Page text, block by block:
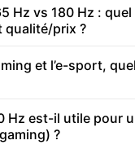
Hz vs 180 Hz :
qualité/prix ?
et l’e-sport,
Hz est-il utile pour
?